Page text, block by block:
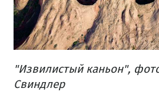
"Извилистый каньон",
Свиндлер